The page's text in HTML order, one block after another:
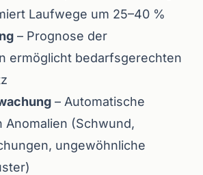
Laufwege um 25–40 %
– Prognose der
ermöglicht bedarfsgerechten
– Automatische
Anomalien (Schwund,
ungewöhnliche